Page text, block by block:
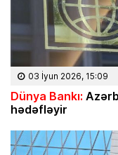
03 İyun 2026, 15:09
Dünya Bankı:
hədəfləyir